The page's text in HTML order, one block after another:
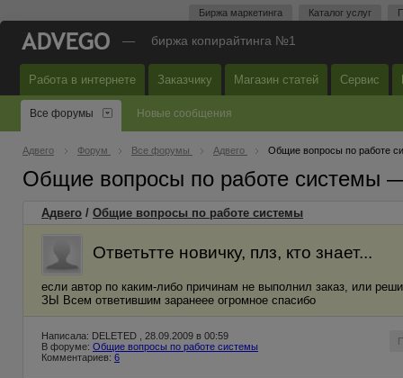
Биржа маркетинга Каталог услуг
— биржа копирайтинга №1
Работа в интернете Заказчику Магазин статей Сервис
Все форумы Новые сообщения
Адвего Форум Все форумы Адвего Общие вопросы по работе
Общие вопросы по работе системы
Адвего / Общие вопросы по работе системы
Ответьтте новичку, плз, кто знает...
если автор по каким-либо причинам не выполнил заказ, или
ЗЫ Всем ответившим заранеее огромное спасибо
Написала: DELETED , 28.09.2009 в 00:59
В форуме: Общие вопросы по работе системы
Комментариев: 6